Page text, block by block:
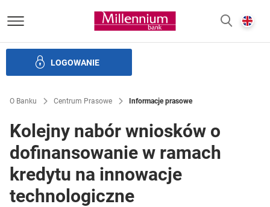
Bank Millennium homepage
LOGOWANIE
O Banku Centrum Prasowe Informacje prasowe
Kolejny nabór wniosków o
dofinansowanie w ramach
kredytu na innowacje
technologiczne